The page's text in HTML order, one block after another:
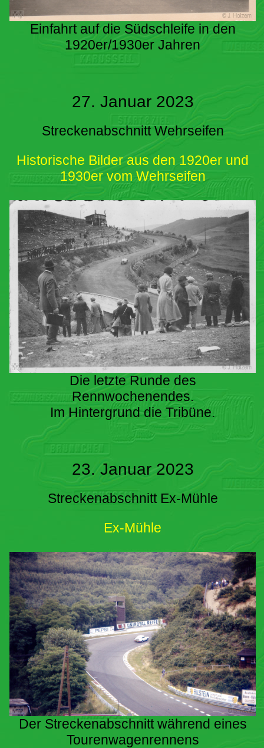
Einfahrt auf die Südschleife in den
1920er/1930er Jahren
27. Januar 2023
Streckenabschnitt Wehrseifen
Historische Bilder aus den 1920er und
1930er vom Wehrseifen
Die letzte Runde des
Rennwochenendes.
Im Hintergrund die Tribüne.
23. Januar 2023
Streckenabschnitt Ex-Mühle
Ex-Mühle
Der Streckenabschnitt während eines
Tourenwagenrennens